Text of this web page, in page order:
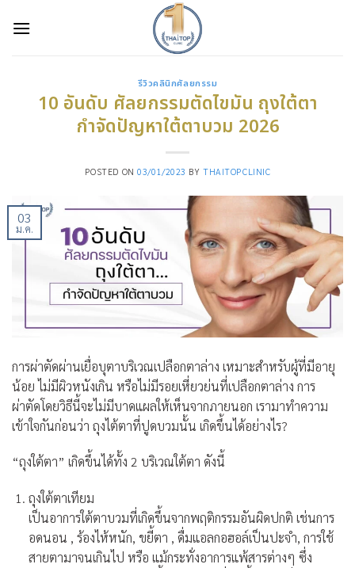
รีวิวคลินิกศัลยกรรม
10 อันดับ ศัลยกรรมตัดไขมัน ถุงใต้ตา
กำจัดปัญหาใต้ตาบวม 2026
POSTED ON03/01/2023 BYTHAITOPCLINIC
03
ม.ค.
การผ่าตัดผ่านเยื่อบุตาบริเวณเปลือกตาล่าง เหมาะสำหรับผู้ที่มีอายุ
น้อย ไม่มีผิวหนังเกิน หรือไม่มีรอยเหี่ยวย่นที่เปลือกตาล่าง การ
ผ่าตัดโดยวิธีนี้จะไม่มีบาดแผลให้เห็นจากภายนอก เรามาทำความ
เข้าใจกันก่อนว่า ถุงไต้ตาที่ปูดบวมนั้น เกิดขึ้นได้อย่างไร?
“ถุงใต้ตา” เกิดขึ้นได้ทั้ง 2 บริเวณใต้ตา ดังนี้
ถุงใต้ตาเทียม
เป็นอาการใต้ตาบวมที่เกิดขึ้นจากพฤติกรรมอันผิดปกติ เช่นการ
อดนอน , ร้องไห้หนัก, ขยี้ตา , ดื่มแอลกอฮอล์เป็นปะจำ, การใช้
สายตามาจนเกินไป หรือ แม้กระทั่งอาการแพ้สารต่างๆ ซึ่ง